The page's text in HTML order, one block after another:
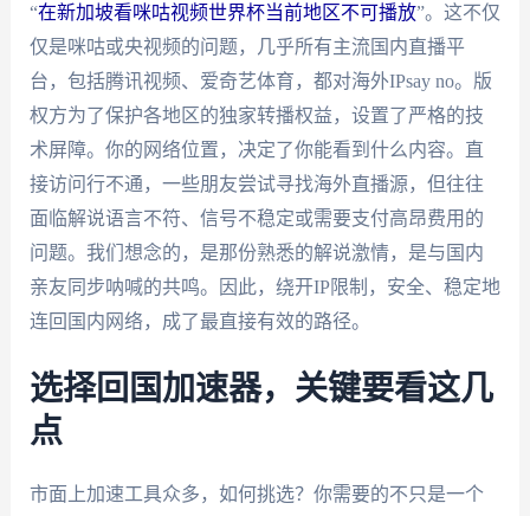
“在新加坡看咪咕视频世界杯当前地区不可播放”。这不仅
仅是咪咕或央视频的问题，几乎所有主流国内直播平
台，包括腾讯视频、爱奇艺体育，都对海外IPsay no。版
权方为了保护各地区的独家转播权益，设置了严格的技
术屏障。你的网络位置，决定了你能看到什么内容。直
接访问行不通，一些朋友尝试寻找海外直播源，但往往
面临解说语言不符、信号不稳定或需要支付高昂费用的
问题。我们想念的，是那份熟悉的解说激情，是与国内
亲友同步呐喊的共鸣。因此，绕开IP限制，安全、稳定地
连回国内网络，成了最直接有效的路径。
选择回国加速器，关键要看这几
点
市面上加速工具众多，如何挑选？你需要的不只是一个